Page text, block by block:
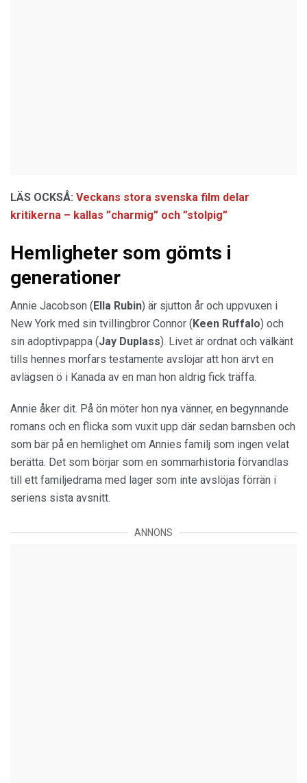
LÄS OCKSÅ: Veckans stora svenska film delar
kritikerna – kallas ”charmig” och ”stolpig”
Hemligheter som gömts i
generationer
Annie Jacobson (Ella Rubin) är sjutton år och uppvuxen i
New York med sin tvillingbror Connor (Keen Ruffalo) och
sin adoptivpappa (Jay Duplass). Livet är ordnat och välkänt
tills hennes morfars testamente avslöjar att hon ärvt en
avlägsen ö i Kanada av en man hon aldrig fick träffa.
Annie åker dit. På ön möter hon nya vänner, en begynnande
romans och en flicka som vuxit upp där sedan barnsben och
som bär på en hemlighet om Annies familj som ingen velat
berätta. Det som börjar som en sommarhistoria förvandlas
till ett familjedrama med lager som inte avslöjas förrän i
seriens sista avsnitt.
ANNONS